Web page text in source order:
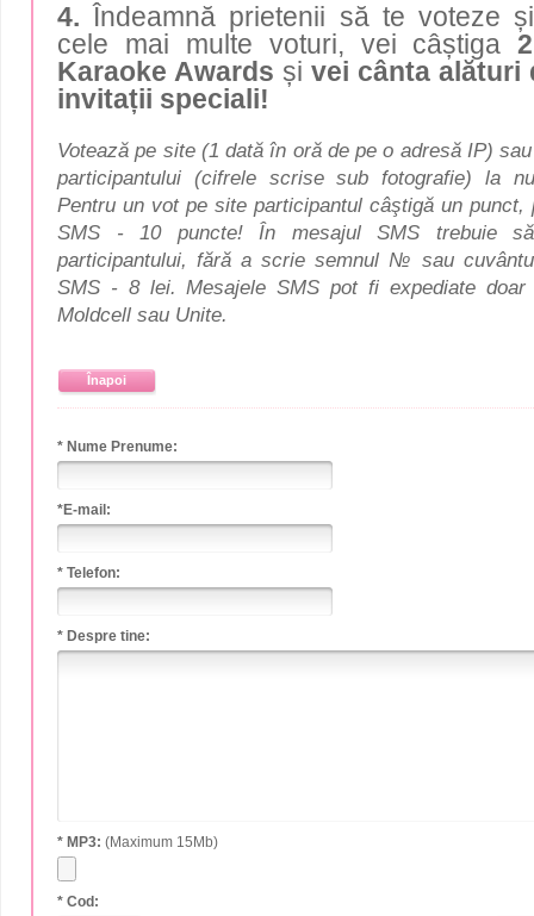
4.Îndeamnă prietenii să te voteze
cele mai multe voturi, vei câștiga
Karaoke Awards și vei cânta alături
invitații speciali!
Votează pe site (1 dată în oră de pe o adresă IP)
participantului (cifrele scrise sub fotografie) la
Pentru un vot pe site participantul câştigă un
SMS - 10 puncte! În mesajul SMS trebuie
participantului, fără a scrie semnul № sau
SMS - 8 lei. Mesajele SMS pot fi expediate doar
Moldcell sau Unite.
Înapoi
* Nume Prenume:
*E-mail:
* Telefon:
* Despre tine:
* MP3: (Maximum 15Mb)
* Cod: